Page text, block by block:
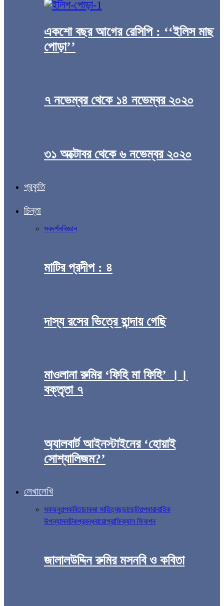
একশো বছর আগের রেসিপি : ‘‘ইলিস মাছ
পোড়া’’
৭ নভেম্বর থেকে ১৪ নভেম্বর ২০২০
৩১ অক্টোবর থেকে ৬ নভেম্বর ২০২০
প্রকৃতি
চিন্তা
সবদর্শনবিজ্ঞান
মাটির প্রদীপ : ৪
দাস্য রসের ভিত্রে হান্দায় গেছি
মাওলানা রুমির ‘ফিহি মা ফিহি’ ।।
বক্তৃতা ৭
অ্যালবার্ট আইনস্টাইনের ‘হোয়াই
সোশ্যালিজম?’
লেখালেখি
সবঅনুগল্পকবিতাচাকমা সাহিত্যছড়াছোটগল্পধারাবাহিক
উপন্যাসনাটকপ্রবন্ধবায়োগ্রাফিক্যাল ফিকশন
জালালউদ্দিন রুমির মসনবি ও কবিতা